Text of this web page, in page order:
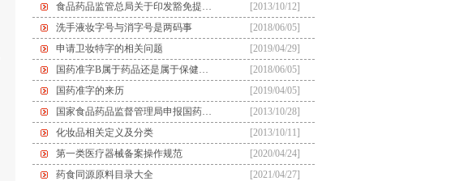
食品药品监管总局关于印发豁免提…
[2013/10/12]
洗手液妆字号与消字号是两码事
[2018/06/05]
申请卫妆特字的相关问题
[2019/04/29]
国药准字B属于药品还是属于保健…
[2018/06/05]
国药准字的来历
[2019/04/05]
国家食品药品监督管理局申报国药…
[2013/10/28]
化妆品相关定义及分类
[2013/10/11]
第一类医疗器械备案操作规范
[2020/04/24]
药食同源原料目录大全
[2021/04/27]